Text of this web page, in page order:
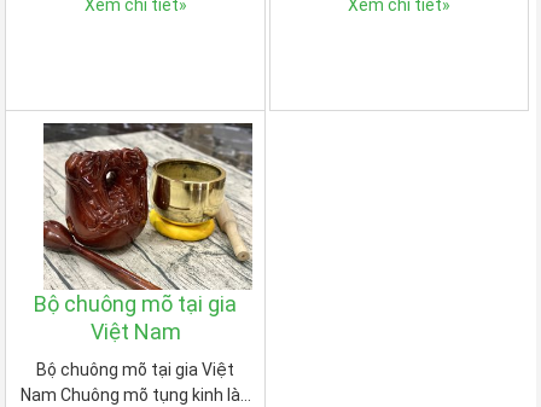
Xem chi tiết»
Xem chi tiết»
Bộ chuông mõ tại gia
Việt Nam
Bộ chuông mõ tại gia Việt
Nam Chuông mõ tụng kinh là…